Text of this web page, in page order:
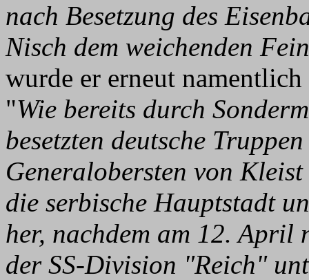
nach Besetzung des
Nisch dem weichenden
wurde er erneut
"Wie bereits durch
besetzten deutsche
Generalobersten von
die serbische Hauptstadt
her, nachdem am 12. April
der SS-Division "Reich"